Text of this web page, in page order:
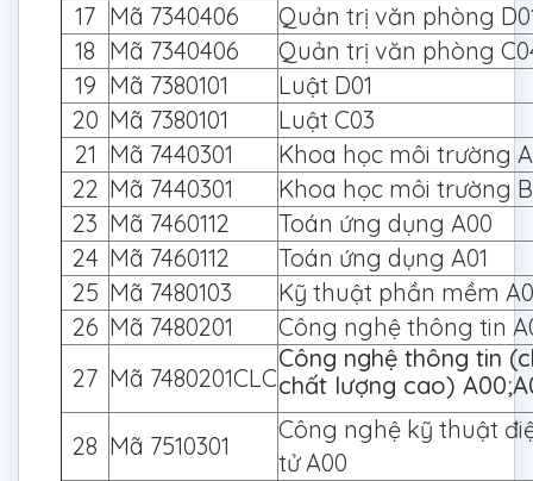
17 Mã 7340406
Quản trị văn phòng
18 Mã 7340406
Quản trị văn phòng
19 Mã 7380101
Luật D01
20 Mã 7380101
Luật C03
21 Mã 7440301
Khoa học môi trường
22 Mã 7440301
Khoa học môi trường
23 Mã 7460112
Toán ứng dụng A00
24 Mã 7460112
Toán ứng dụng A01
25 Mã 7480103
Kỹ thuật phần mềm
26 Mã 7480201
Công nghệ thông tin
27 Mã 7480201CLC
Công nghệ thông tin
chất lượng cao)
28 Mã 7510301
Công nghệ kỹ thuật
tử A00